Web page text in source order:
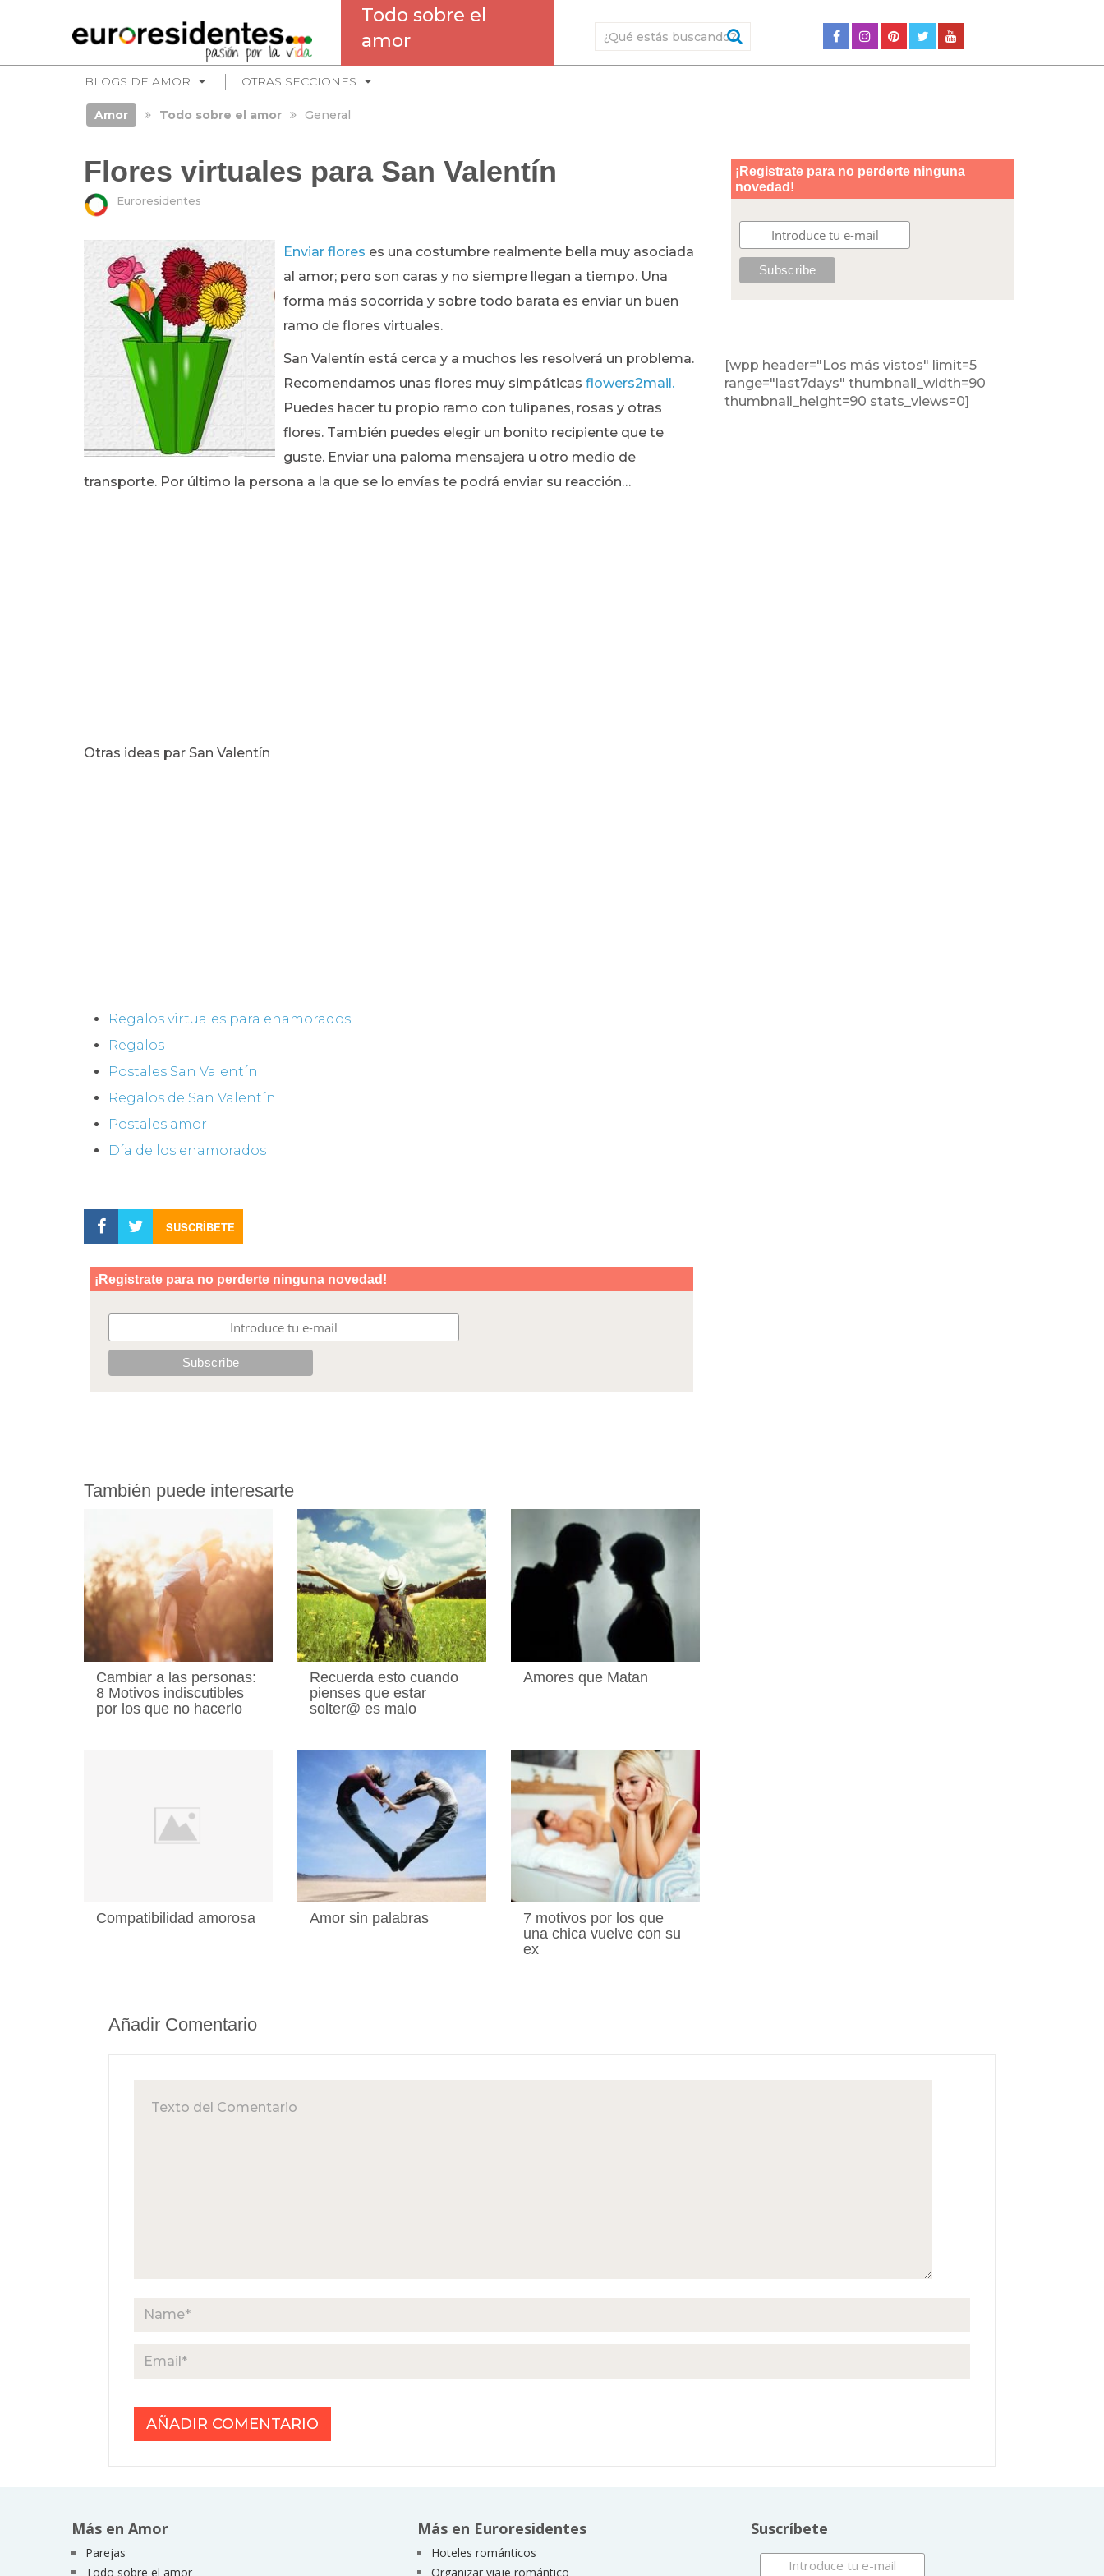
Todo sobre el
amor
BLOGS DE AMOR OTRAS SECCIONES
Amor Todo sobre el amor General
Flores virtuales para San Valentín
Euroresidentes
Enviar flores es una costumbre realmente bella muy asociada
al amor; pero son caras y no siempre llegan a tiempo. Una
forma más socorrida y sobre todo barata es enviar un buen
ramo de flores virtuales.
San Valentín está cerca y a muchos les resolverá un problema.
Recomendamos unas flores muy simpáticas flowers2mail.
Puedes hacer tu propio ramo con tulipanes, rosas y otras
flores. También puedes elegir un bonito recipiente que te
guste. Enviar una paloma mensajera u otro medio de
transporte. Por último la persona a la que se lo envías te podrá enviar su reacción…
Otras ideas par San Valentín
Regalos virtuales para enamorados
Regalos
Postales San Valentín
Regalos de San Valentín
Postales amor
Día de los enamorados
SUSCRÍBETE
También puede interesarte
Cambiar a las personas:
8 Motivos indiscutibles
por los que no hacerlo
Recuerda esto cuando
pienses que estar
solter@ es malo
Amores que Matan
Compatibilidad amorosa Amor sin palabras
7 motivos por los que
una chica vuelve con su
ex
[wpp header="Los más vistos" limit=5
range="last7days" thumbnail_width=90
thumbnail_height=90 stats_views=0]
Añadir Comentario
Más en Amor
Parejas
Todo sobre el amor
Más en Euroresidentes
Hoteles románticos
Organizar viaje romántico
Suscríbete